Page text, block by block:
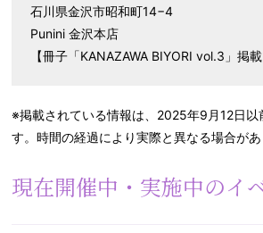
石川県金沢市昭和町14−4
Punini 金沢本店
【冊子「KANAZAWA BIYORI vol.3」掲
※掲載されている情報は、2025年9月12日以
す。時間の経過により実際と異なる場合があ
現在開催中・実施中のイ